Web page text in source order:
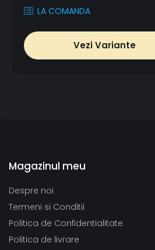
LA COMANDA
Vezi Variante
Magazinul meu
Despre noi
Termeni si Conditii
Politica de Confidentialitate
Politica de livrare